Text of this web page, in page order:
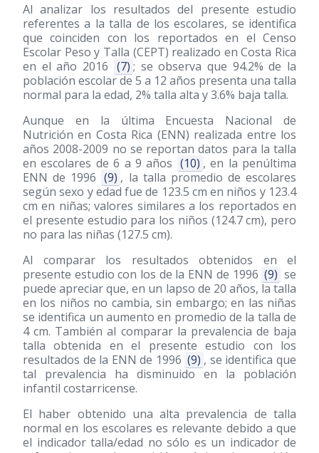
Al analizar los resultados del presente estudio
referentes a la talla de los escolares, se identifica
que coinciden con los reportados en el Censo
Escolar Peso y Talla (CEPT) realizado en Costa Rica
en el año 2016 (7) ; se observa que 94.2% de la
población escolar de 5 a 12 años presenta una talla
normal para la edad, 2% talla alta y 3.6% baja talla.
Aunque en la última Encuesta Nacional de
Nutrición en Costa Rica (ENN) realizada entre los
años 2008-2009 no se reportan datos para la talla
en escolares de 6 a 9 años (10) , en la penúltima
ENN de 1996 (9) , la talla promedio de escolares
según sexo y edad fue de 123.5 cm en niños y 123.4
cm en niñas; valores similares a los reportados en
el presente estudio para los niños (124.7 cm), pero
no para las niñas (127.5 cm).
Al comparar los resultados obtenidos en el
presente estudio con los de la ENN de 1996 (9) se
puede apreciar que, en un lapso de 20 años, la talla
en los niños no cambia, sin embargo; en las niñas
se identifica un aumento en promedio de la talla de
4 cm. También al comparar la prevalencia de baja
talla obtenida en el presente estudio con los
resultados de la ENN de 1996 (9) , se identifica que
tal prevalencia ha disminuido en la población
infantil costarricense.
El haber obtenido una alta prevalencia de talla
normal en los escolares es relevante debido a que
el indicador talla/edad no sólo es un indicador de